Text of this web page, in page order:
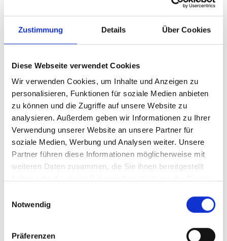
Zustimmung Details Über Cookies
Diese Webseite verwendet Cookies
Wir verwenden Cookies, um Inhalte und Anzeigen zu
personalisieren, Funktionen für soziale Medien anbieten
zu können und die Zugriffe auf unsere Website zu
analysieren. Außerdem geben wir Informationen zu Ihrer
Verwendung unserer Website an unsere Partner für
soziale Medien, Werbung und Analysen weiter. Unsere
Partner führen diese Informationen möglicherweise mit
weiteren Daten zusammen, die Sie ihnen bereitgestellt
Notwendig
Präferenzen
Ihr Partner für optimales
Sehen in Naila
Als erster Ansprechpartner für das gute Sehen sind wir
als Augenoptiker in Naila mehr als „nur“ diejenigen, die
ästhetisch perfekt auf Ihre individuellen Wünsche und
auch oft die Ersten, die eventuelle Auffälligkeiten am